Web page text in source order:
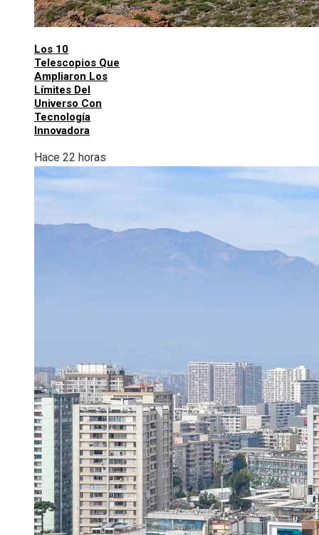
Los 10
Telescopios Que
Ampliaron Los
Límites Del
Universo Con
Tecnología
Innovadora
Hace 22 horas